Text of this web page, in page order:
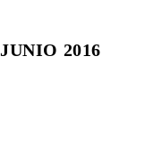
2016